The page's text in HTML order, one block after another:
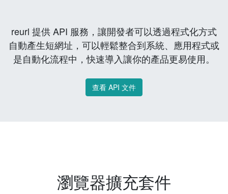
reurl 提供 API 服務，讓開發者可以透過程式化方式
自動產生短網址，可以輕鬆整合到系統、應用程式或
是自動化流程中，快速導入讓你的產品更易使用。
查看 API 文件
瀏覽器擴充套件